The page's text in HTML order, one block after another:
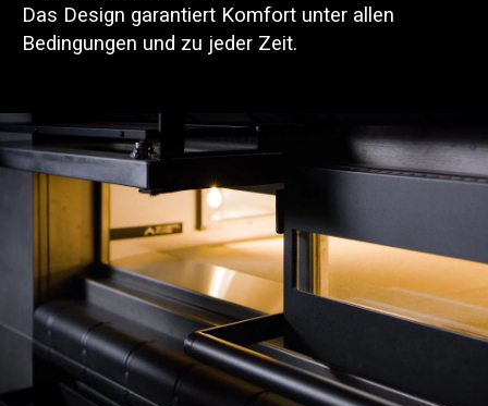
Das Design garantiert Komfort unter allen
Bedingungen und zu jeder Zeit.